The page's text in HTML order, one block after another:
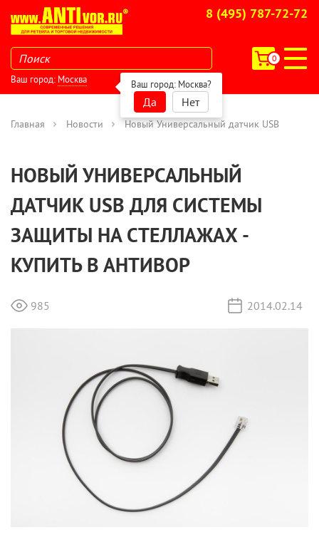
8 (495) 787-72-72
0
Ваш город: Москва Ваш город: Москва?
Да Нет
Главная Новости Новый Универсальный датчик USB
НОВЫЙ УНИВЕРСАЛЬНЫЙ
ДАТЧИК USB ДЛЯ СИСТЕМЫ
ЗАЩИТЫ НА СТЕЛЛАЖАХ -
КУПИТЬ В АНТИВОР
985 2014.02.14